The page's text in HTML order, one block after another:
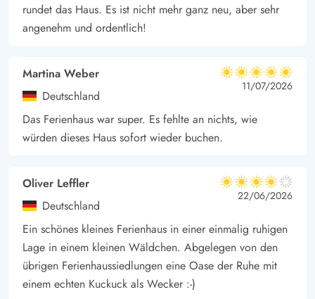
rundet das Haus. Es ist nicht mehr ganz neu, aber sehr
angenehm und ordentlich!
Martina Weber
Deutschland
5 von 5
5 von 5
5 out of 5
11/07/2026
Das Ferienhaus war super. Es fehlte an nichts, wie
würden dieses Haus sofort wieder buchen.
Oliver Leffler
Deutschland
4 von 5
4 von 5
4 out of 5
22/06/2026
Ein schönes kleines Ferienhaus in einer einmalig ruhigen
Lage in einem kleinen Wäldchen. Abgelegen von den
übrigen Ferienhaussiedlungen eine Oase der Ruhe mit
einem echten Kuckuck als Wecker :-)